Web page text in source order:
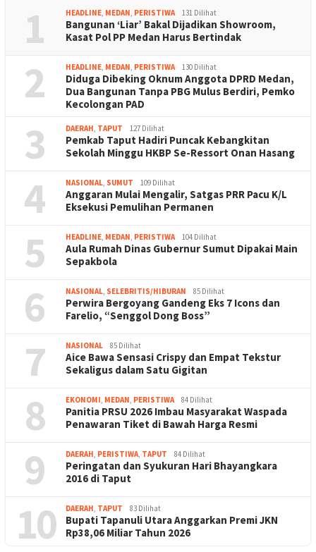
1 HEADLINE, MEDAN, PERISTIWA 131 Dilihat
Bangunan ‘Liar’ Bakal Dijadikan Showroom,
Kasat Pol PP Medan Harus Bertindak
2 HEADLINE, MEDAN, PERISTIWA 130 Dilihat
Diduga Dibeking Oknum Anggota DPRD Medan,
Dua Bangunan Tanpa PBG Mulus Berdiri, Pemko
Kecolongan PAD
3 DAERAH, TAPUT 127 Dilihat
Pemkab Taput Hadiri Puncak Kebangkitan
Sekolah Minggu HKBP Se-Ressort Onan Hasang
4 NASIONAL, SUMUT 109 Dilihat
Anggaran Mulai Mengalir, Satgas PRR Pacu K/L
Eksekusi Pemulihan Permanen
5 HEADLINE, MEDAN, PERISTIWA 104 Dilihat
Aula Rumah Dinas Gubernur Sumut Dipakai Main
Sepakbola
6 NASIONAL, SELEBRITIS/HIBURAN 85 Dilihat
Perwira Bergoyang Gandeng Eks 7 Icons dan
Farelio, “Senggol Dong Boss”
7 NASIONAL 85 Dilihat
Aice Bawa Sensasi Crispy dan Empat Tekstur
Sekaligus dalam Satu Gigitan
8 EKONOMI, MEDAN, PERISTIWA 84 Dilihat
Panitia PRSU 2026 Imbau Masyarakat Waspada
Penawaran Tiket di Bawah Harga Resmi
9 DAERAH, PERISTIWA, TAPUT 84 Dilihat
Peringatan dan Syukuran Hari Bhayangkara
2016 di Taput
10 DAERAH, TAPUT 83 Dilihat
Bupati Tapanuli Utara Anggarkan Premi JKN
Rp38,06 Miliar Tahun 2026